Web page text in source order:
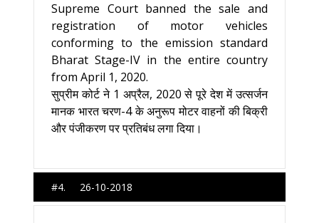
Supreme Court banned the sale and
registration of motor vehicles
conforming to the emission standard
Bharat Stage-IV in the entire country
from April 1, 2020.
सुप्रीम कोर्ट ने 1 अप्रैल, 2020 से पूरे देश में उत्सर्जन
मानक भारत चरण-4 के अनुरूप मोटर वाहनों की बिक्री
और पंजीकरण पर प्रतिबंध लगा दिया।
#4. 26-10-2018